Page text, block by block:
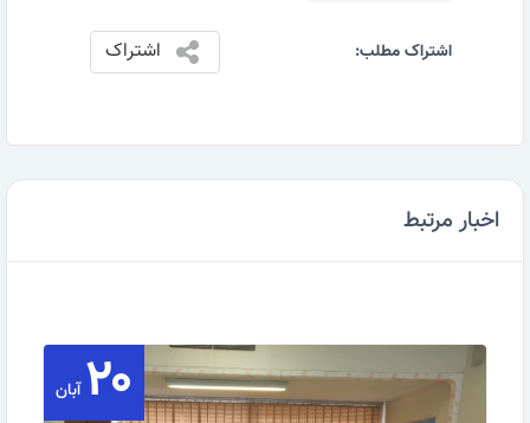
اشتراک مطلب: اشتراک
اخبار مرتبط
۲۰ آبان